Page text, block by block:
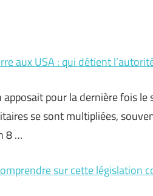
aux USA : qui détient
pour la dernière fois
se sont multipliées,
8 …
sur cette législation